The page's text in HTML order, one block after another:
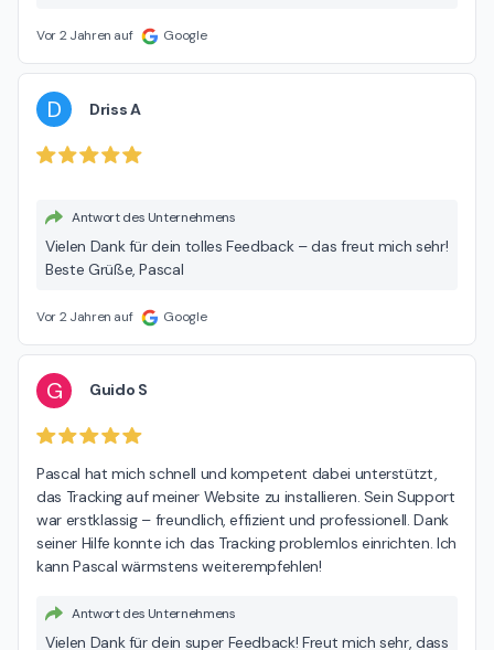
Vor 2 Jahren auf Google
D Driss A
Antwort des Unternehmens
Vielen Dank für dein tolles Feedback – das freut mich sehr!
Beste Grüße, Pascal
Vor 2 Jahren auf Google
G Guido S
Pascal hat mich schnell und kompetent dabei unterstützt,
das Tracking auf meiner Website zu installieren. Sein Support
war erstklassig – freundlich, effizient und professionell. Dank
seiner Hilfe konnte ich das Tracking problemlos einrichten. Ich
kann Pascal wärmstens weiterempfehlen!
Antwort des Unternehmens
Vielen Dank für dein super Feedback! Freut mich sehr, dass